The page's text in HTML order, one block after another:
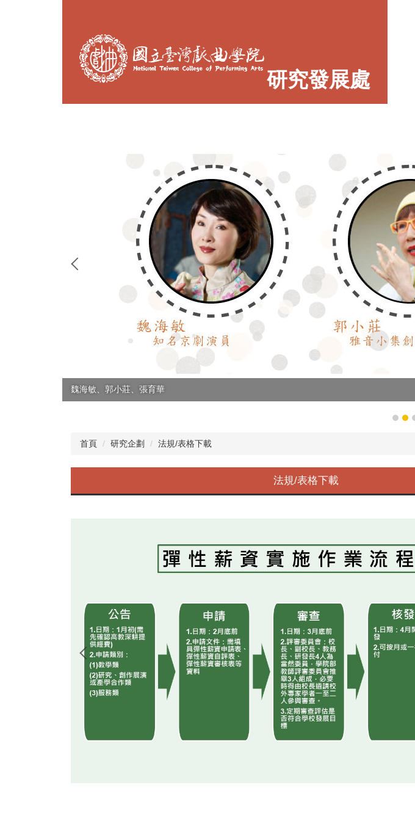
研究發展處
魏海敏、郭小莊、張育華
首頁 研究企劃 法規/表格下載
法規/表格下載